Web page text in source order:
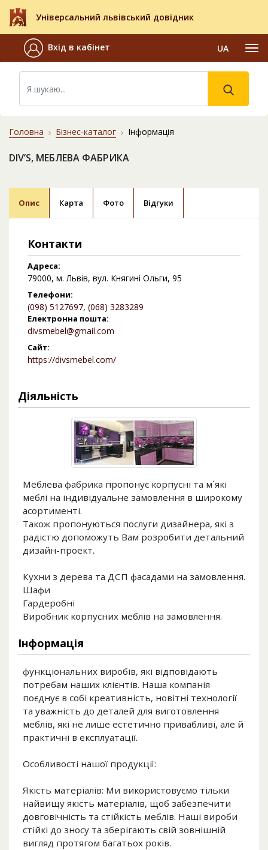
Універсальний львівський довідник
Вхід в кабінет UA
Головна Бізнес-каталог Інформація
DIV’S, МЕБЛЕВА ФАБРИКА
Опис Карта Фото Відгуки
Контакти
Адреса:
79000, м. Львів, вул. Княгині Ольги, 95
Телефони:
(098) 5127697, (068) 3283289
Електронна пошта:
divsmebel@gmail.com
Сайт:
https://divsmebel.com/
Діяльність
Меблева фабрика пропонує корпусні та м`які
меблі на індивідуальне замовлення в широкому
асортименті.
Також пропонуються послуги дизайнера, які з
радістю допоможуть Вам розробити детальний
дизайн-проект.
Кухни з дерева та ДСП фасадами на замовлення.
Шафи
Гардеробні
Виробник корпусних меблів на замовлення.
Інформація
функціональних виробів, які відповідають
потребам наших клієнтів. Наша компанія
поєднує в собі креативність, новітні технології
та уважність до деталей для виготовлення
меблів, які не лише естетично привабливі, але й
практичні в експлуатації.
Особливості нашої продукції:
Якість матеріалів: Ми використовуємо тільки
найвищу якість матеріалів, щоб забезпечити
довговічність та стійкість меблів. Наші вироби
стійкі до зносу та зберігають свій зовнішній
вигляд протягом багатьох років.